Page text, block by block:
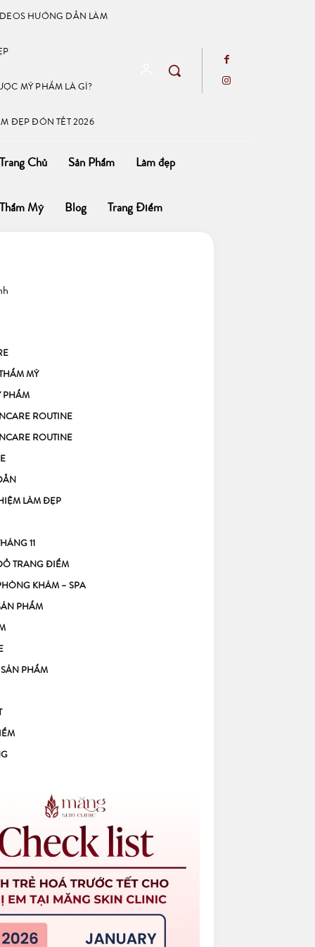
HƯỚNG DẪN LÀM
MỸ PHẨM LÀ GÌ?
ĐẸP ĐÓN TẾT 2026
Chủ Sản Phẩm Làm đẹp
Mỹ Blog Trang Điểm
MỸ
PHẨM
ROUTINE
ROUTINE
LÀM ĐẸP
11
TRANG ĐIỂM
KHÁM – SPA
PHẨM
PHẨM